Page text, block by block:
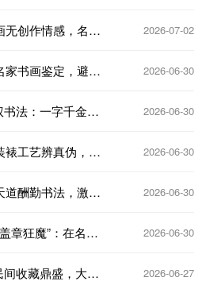
无创作情感，名家
2026-07-02
家书画鉴定，避免
2026-06-30
法：一字千金，
2026-06-30
裱工艺辨真伪，老
2026-06-30
道酬勤书法，激励
2026-06-30
章狂魔”：在名画
2026-06-30
收藏鼎盛，大相
2026-06-27